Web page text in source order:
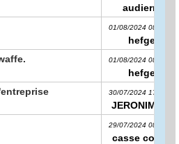
audierne
01/08/2024 08:45:05
hefger
01/08/2024 08:44:07
hefger
30/07/2024 17:56:25
JERONIMO75
29/07/2024 08:43:10
casse couille